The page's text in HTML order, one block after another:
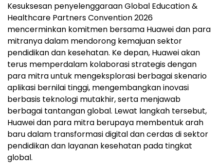
Kesuksesan penyelenggaraan Global Education &
Healthcare Partners Convention 2026
mencerminkan komitmen bersama Huawei dan para
mitranya dalam mendorong kemajuan sektor
pendidikan dan kesehatan. Ke depan, Huawei akan
terus memperdalam kolaborasi strategis dengan
para mitra untuk mengeksplorasi berbagai skenario
aplikasi bernilai tinggi, mengembangkan inovasi
berbasis teknologi mutakhir, serta menjawab
berbagai tantangan global. Lewat langkah tersebut,
Huawei dan para mitra berupaya membentuk arah
baru dalam transformasi digital dan cerdas di sektor
pendidikan dan layanan kesehatan pada tingkat
global.